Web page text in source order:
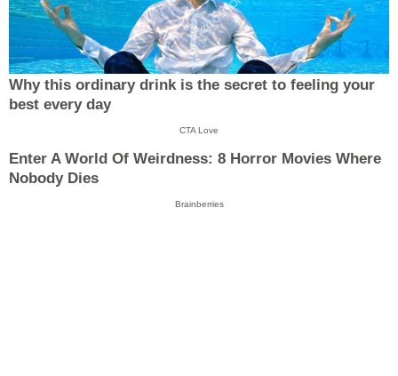
Why this ordinary drink is the secret to feeling your
best every day
CTA Love
Enter A World Of Weirdness: 8 Horror Movies Where
Nobody Dies
Brainberries